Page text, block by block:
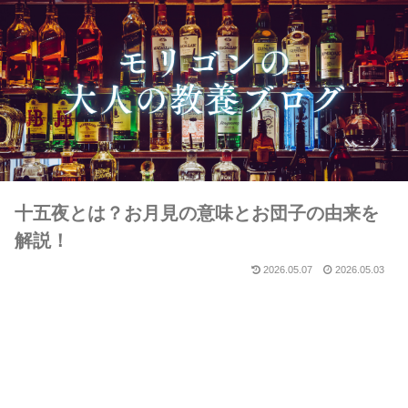
十五夜とは？お月見の意味とお団子の由来を
解説！
2026.05.07 2026.05.03